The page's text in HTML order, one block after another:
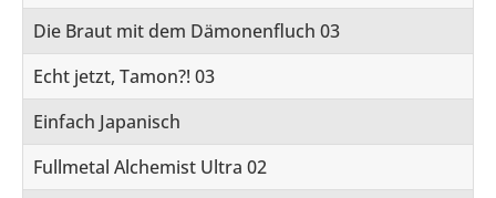
Die Braut mit dem Dämonenfluch 03
Echt jetzt, Tamon?! 03
Einfach Japanisch
Fullmetal Alchemist Ultra 02